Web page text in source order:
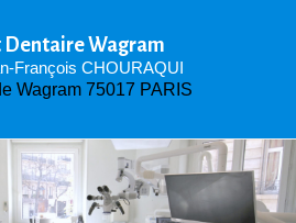
Dentaire Wagram
François CHOURAQUI
Wagram 75017 PARIS